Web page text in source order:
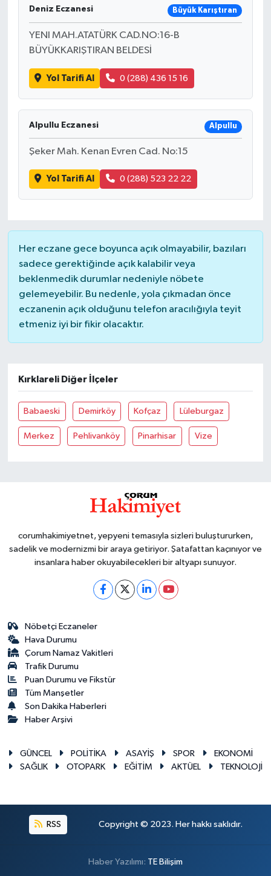
Deniz Eczanesi Büyük Karıştıran
YENI MAH.ATATÜRK CAD.NO:16-B
BÜYÜKKARIŞTIRAN BELDESİ
Yol Tarifi Al 0 (288) 436 15 16
Alpullu Eczanesi Alpullu
Şeker Mah. Kenan Evren Cad. No:15
Yol Tarifi Al 0 (288) 523 22 22
Her eczane gece boyunca açık olmayabilir, bazıları
sadece gerektiğinde açık kalabilir veya
beklenmedik durumlar nedeniyle nöbete
gelemeyebilir. Bu nedenle, yola çıkmadan önce
eczanenin açık olduğunu telefon aracılığıyla teyit
etmeniz iyi bir fikir olacaktır.
Kırklareli Diğer İlçeler
Babaeski Demirköy Kofçaz Lüleburgaz
Merkez Pehlivanköy Pinarhisar Vize
corumhakimiyetnet, yepyeni temasıyla sizleri buluştururken,
sadelik ve modernizmi bir araya getiriyor. Şatafattan kaçınıyor ve
insanlara haber okuyabilecekleri bir altyapı sunuyor.
Nöbetçi Eczaneler
Hava Durumu
Çorum Namaz Vakitleri
Trafik Durumu
Puan Durumu ve Fikstür
Tüm Manşetler
Son Dakika Haberleri
Haber Arşivi
GÜNCEL POLİTİKA ASAYİŞ SPOR
EKONOMİ
SAĞLIK
OTOPARK EĞİTİM AKTÜEL TEKNOLOJİ
RSS Copyright © 2023. Her hakkı saklıdır.
Haber Yazılımı: TE Bilişim